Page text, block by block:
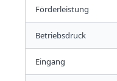
Förderleistung
Betriebsdruck
Eingang